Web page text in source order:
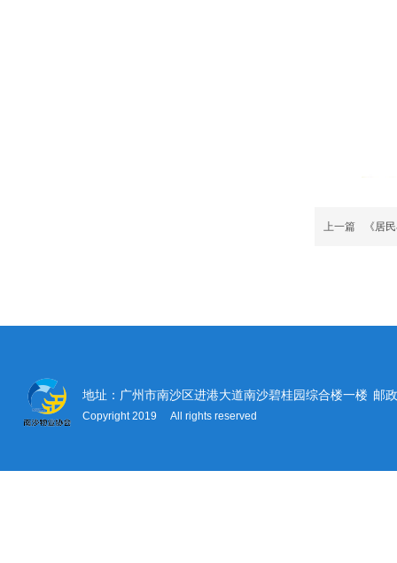
上一篇 《居
地址：广州市南沙区进港大道南沙碧桂园综合楼一楼 邮
Copyright 2019 All rights reserved